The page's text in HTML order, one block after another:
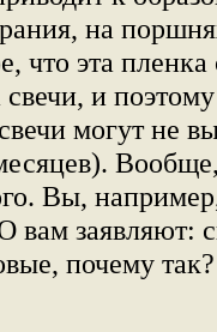
на
что эта пленка
свечи, и
могут не
Вы,
вам заявляют:
почему